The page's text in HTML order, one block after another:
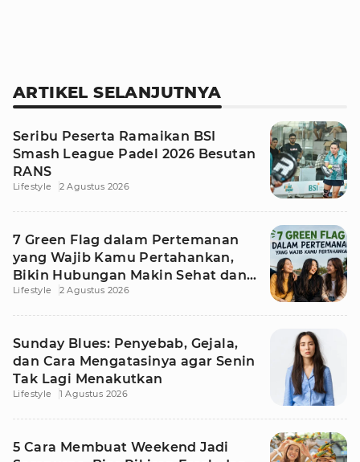
ARTIKEL SELANJUTNYA
Seribu Peserta Ramaikan BSI
Smash League Padel 2026 Besutan
RANS
Lifestyle 2 Agustus 2026
7 Green Flag dalam Pertemanan
yang Wajib Kamu Pertahankan,
Bikin Hubungan Makin Sehat dan
Awet
Lifestyle 2 Agustus 2026
Sunday Blues: Penyebab, Gejala,
dan Cara Mengatasinya agar Senin
Tak Lagi Menakutkan
Lifestyle 1 Agustus 2026
5 Cara Membuat Weekend Jadi